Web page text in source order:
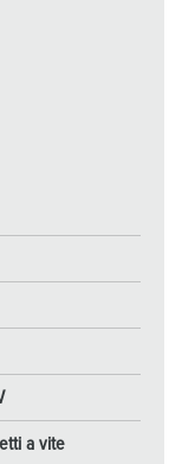
a vite